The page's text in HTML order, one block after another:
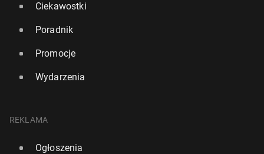
Ciekawostki
Poradnik
Promocje
Wydarzenia
REKLAMA
Ogłoszenia